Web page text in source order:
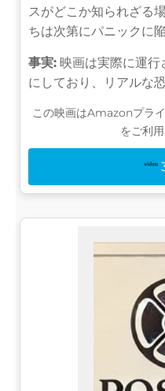
スがどこか知られざる
ちは次第にパニックに陥
事実: 映画は実際に運行
にしており、リアルな
この映画はAmazonプラ
をご利